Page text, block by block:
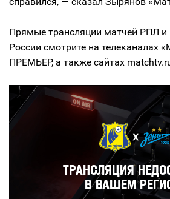
Прямые трансляции матчей РПЛ и
России смотрите на телеканалах
ПРЕМЬЕР, а также сайтах